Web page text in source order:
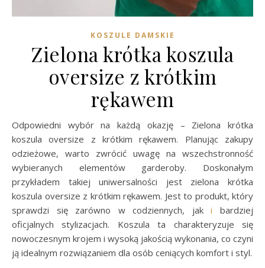
KOSZULE DAMSKIE
Zielona krótka koszula
oversize z krótkim
rękawem
Odpowiedni wybór na każdą okazję – Zielona krótka
koszula oversize z krótkim rękawem. Planując zakupy
odzieżowe, warto zwrócić uwagę na wszechstronność
wybieranych elementów garderoby. Doskonałym
przykładem takiej uniwersalności jest zielona krótka
koszula oversize z krótkim rękawem. Jest to produkt, który
sprawdzi się zarówno w codziennych, jaki bardziej
oficjalnych stylizacjach. Koszula ta charakteryzuje się
nowoczesnym krojem i wysoką jakością wykonania, co czyni
ją idealnym rozwiązaniem dla osób ceniących komfort i styl.